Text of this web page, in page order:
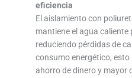
eficiencia
El aislamiento con
mantiene el agua caliente
reduciendo pérdidas de
consumo energético,
ahorro de dinero y mayor